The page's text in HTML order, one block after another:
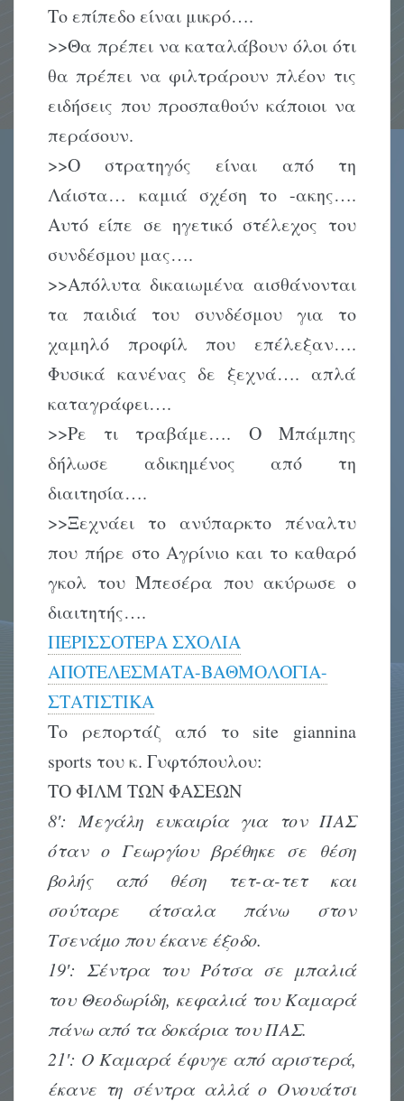
Το επίπεδο είναι μικρό….
>>Θα πρέπει να καταλάβουν όλοι ότι
θα πρέπει να φιλτράρουν πλέον τις
ειδήσεις που προσπαθούν κάποιοι να
περάσουν.
>>Ο στρατηγός είναι από τη
Λάιστα… καμιά σχέση το -ακης….
Αυτό είπε σε ηγετικό στέλεχος του
συνδέσμου μας….
>>Απόλυτα δικαιωμένα αισθάνονται
τα παιδιά του συνδέσμου για το
χαμηλό προφίλ που επέλεξαν….
Φυσικά κανένας δε ξεχνά…. απλά
καταγράφει….
>>Ρε τι τραβάμε…. Ο Μπάμπης
δήλωσε αδικημένος από τη
διαιτησία….
>>Ξεχνάει το ανύπαρκτο πέναλτυ
που πήρε στο Αγρίνιο και το καθαρό
γκολ του Μπεσέρα που ακύρωσε ο
διαιτητής….
ΠΕΡΙΣΣΟΤΕΡΑ ΣΧΟΛΙΑ
ΑΠΟΤΕΛΕΣΜΑΤΑ-ΒΑΘΜΟΛΟΓΙΑ-
ΣΤΑΤΙΣΤΙΚΑ
Το ρεπορτάζ από το site giannina
sports του κ. Γυφτόπουλου:
ΤΟ ΦΙΛΜ ΤΩΝ ΦΑΣΕΩΝ
8′: Μεγάλη ευκαιρία για τον ΠΑΣ
όταν ο Γεωργίου βρέθηκε σε θέση
βολής από θέση τετ-α-τετ και
σούταρε άτσαλα πάνω στον
Τσενάμο που έκανε έξοδο.
19′: Σέντρα του Ρότσα σε μπαλιά
του Θεοδωρίδη, κεφαλιά του Καμαρά
πάνω από τα δοκάρια του ΠΑΣ.
21′: Ο Καμαρά έφυγε από αριστερά,
έκανε τη σέντρα αλλά ο Ονουάτσι